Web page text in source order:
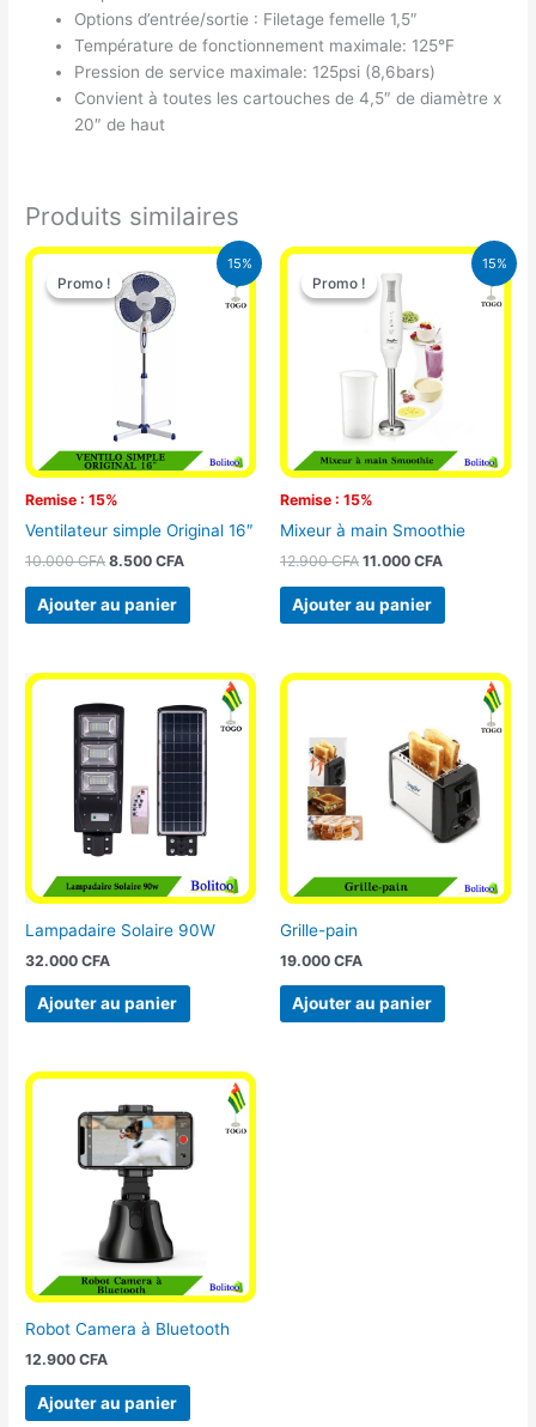
Options d’entrée/sortie : Filetage femelle 1,5″
Température de fonctionnement maximale: 125°F
Pression de service maximale: 125psi (8,6bars)
Convient à toutes les cartouches de 4,5″ de diamètre x
20″ de haut
Produits similaires
15%
Promo !
Remise : 15%
Promo !
Ventilateur simple Original 16″
10.000CFA
Le
prix
initial
était :
10.000 CFA.
8.500CFA
Le
Ajouter au panier
15%
Promo !
Remise : 15%
Promo !
Mixeur à main Smoothie
12.900CFA
Le
prix
initial
était :
12.900 CFA.
11.000 CFA
Le
Ajouter au panier
Lampadaire Solaire 90W
32.000CFA
Ajouter au panier
Grille-pain
19.000 CFA
Ajouter au panier
Robot Camera à Bluetooth
12.900CFA
Ajouter au panier